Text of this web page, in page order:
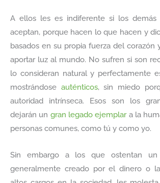
A ellos les es indiferente si los
aceptan, porque hacen lo que hacen y
basados en su propia fuerza del corazón
aportar luz al mundo. No sufren si son
lo consideran natural y perfectamente
mostrándose auténticos, sin miedo
autoridad intrínseca. Esos son los
dejarán un gran legado ejemplara la
personas comunes, como tú y como yo.
Sin embargo a los que ostentan un
generalmente creado por el dinero o